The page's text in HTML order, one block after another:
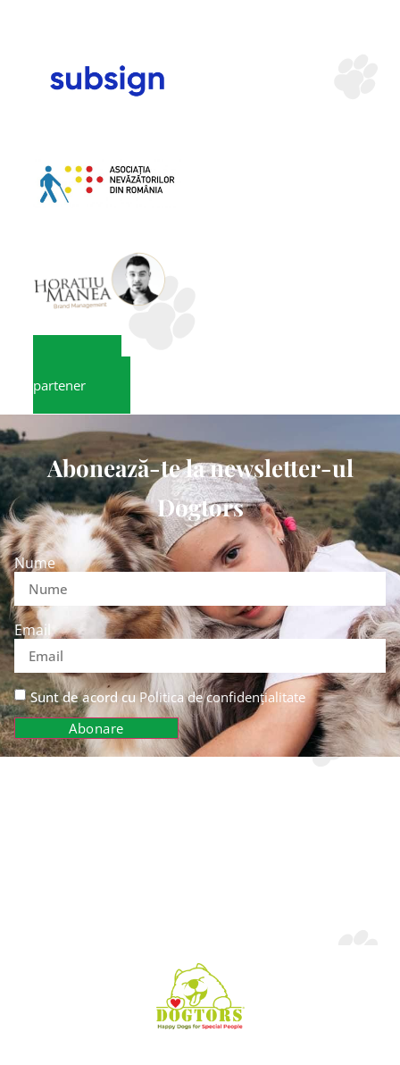
partener
Abonează-te la newsletter-ul
Dogtors
Nume
Email
Sunt de acord cuPolitica de confidențialitate
Abonare